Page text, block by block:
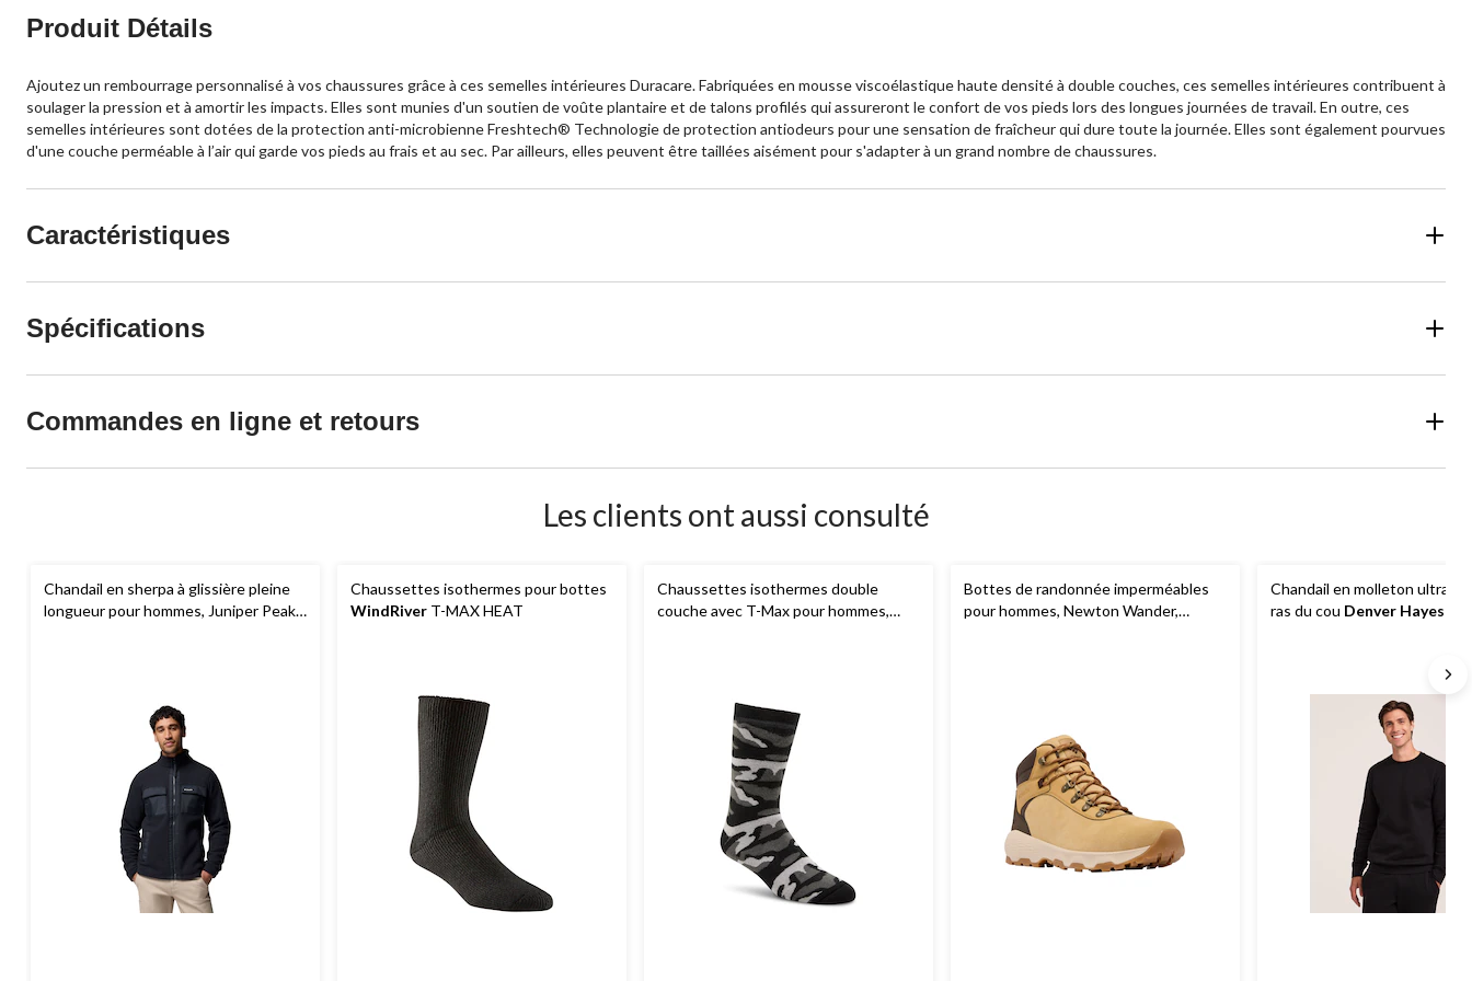
Produit Détails
Ajoutez un rembourrage personnalisé à vos chaussures grâce à ces semelles intérieures Duracare. Fabriquées en mousse viscoélastique haute densité à double couches, ces semelles intérieures contribuent à
soulager la pression et à amortir les impacts. Elles sont munies d'un soutien de voûte plantaire et de talons profilés qui assureront le confort de vos pieds lors des longues journées de travail. En outre, ces
semelles intérieures sont dotées de la protection anti-microbienne Freshtech® Technologie de protection antiodeurs pour une sensation de fraîcheur qui dure toute la journée. Elles sont également pourvues
d'une couche perméable à l’air qui garde vos pieds au frais et au sec. Par ailleurs, elles peuvent être taillées aisément pour s'adapter à un grand nombre de chaussures.
Caractéristiques
Spécifications
Commandes en ligne et retours
Les clients ont aussi consulté
Chandail en sherpa à glissière pleine
longueur pour hommes, Juniper Peak,
Chaussettes isothermes pour bottes
WindRiver T-MAX HEAT
Chaussettes isothermes double
couche avec T-Max pour hommes,
Bottes de randonnée imperméables
pour hommes, Newton Wander,
Chandail en molleton
ras du cou Denver Hayes